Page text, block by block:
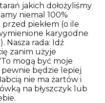
jakich dołożyliśmy
niemal 100%
piekłem (o ile
karygodne
Nasza rada: Idź
zanim użyje
mogą być moje
będzie lepiej
nie ma żartów i
na błyszczyk lub